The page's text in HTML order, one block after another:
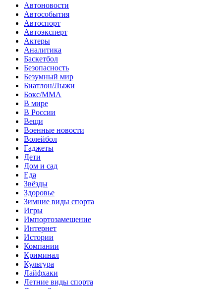
Автоновости
Автособытия
Автоспорт
Автоэксперт
Актеры
Аналитика
Баскетбол
Безопасность
Безумный мир
Биатлон/Лыжи
Бокс/MMA
В мире
В России
Вещи
Военные новости
Волейбол
Гаджеты
Дети
Дом и сад
Еда
Звёзды
Здоровье
Зимние виды спорта
Игры
Импортозамещение
Интернет
Истории
Компании
Криминал
Культура
Лайфхаки
Летние виды спорта